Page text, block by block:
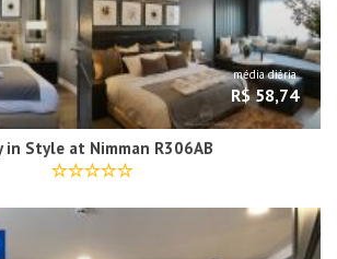
média diária
R$ 58,74
in Style at Nimman R306AB